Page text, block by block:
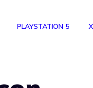
PLAYSTATION 5